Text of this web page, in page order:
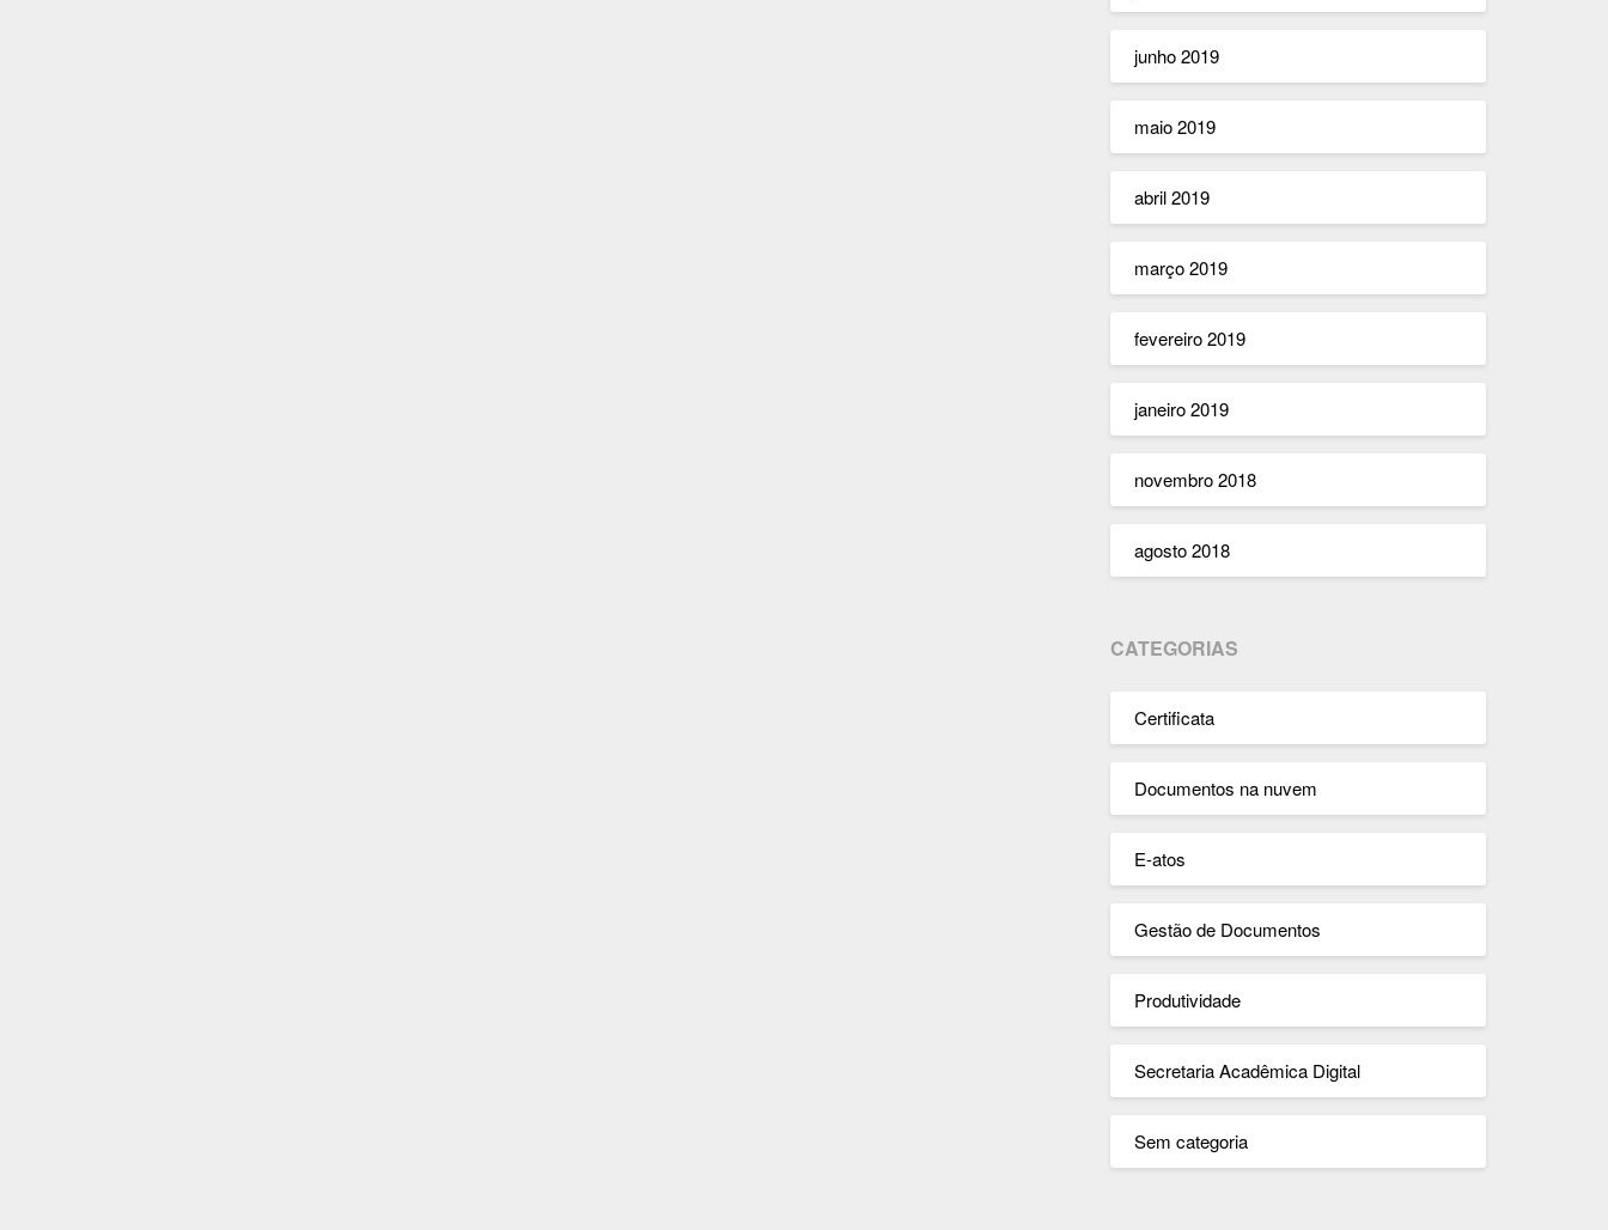
junho 2019
maio 2019
abril 2019
março 2019
fevereiro 2019
janeiro 2019
novembro 2018
agosto 2018
CATEGORIAS
Certificata
Documentos na nuvem
E-atos
Gestão de Documentos
Produtividade
Secretaria Acadêmica Digital
Sem categoria